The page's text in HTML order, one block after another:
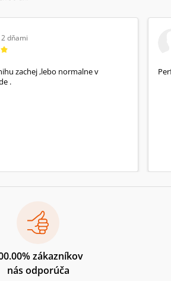
dňami
zachej ,lebo normalne v
.
zákazníkov
nás odporúča